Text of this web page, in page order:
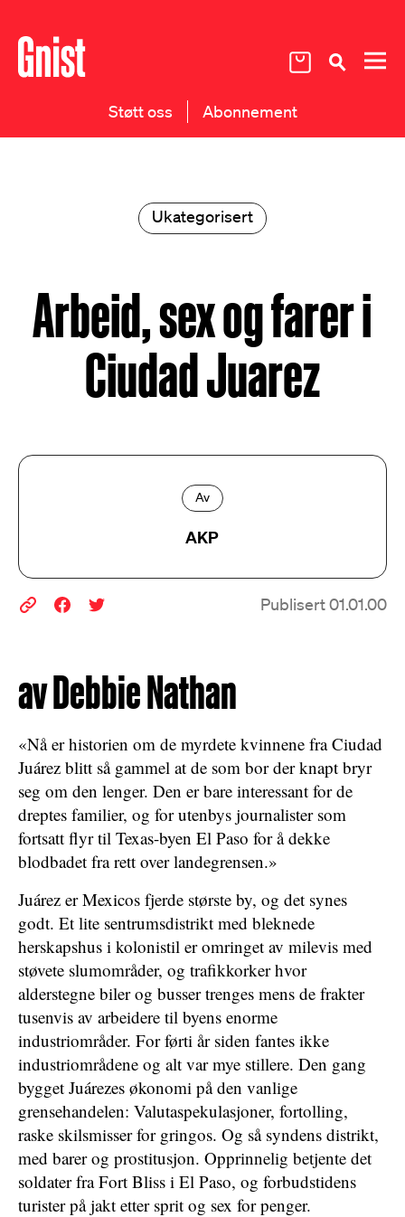
Støtt oss Abonnement
Ukategorisert
Arbeid, sex og farer i
Ciudad Juarez
Av
AKP
Publisert 01.01.00
av Debbie Nathan
«Nå er historien om de myrdete kvinnene fra Ciudad
Juárez blitt så gammel at de som bor der knapt bryr
seg om den lenger. Den er bare interessant for de
dreptes familier, og for utenbys journalister som
fortsatt flyr til Texas-byen El Paso for å dekke
blodbadet fra rett over landegrensen.»
Juárez er Mexicos fjerde største by, og det synes
godt. Et lite sentrumsdistrikt med bleknede
herskapshus i kolonistil er omringet av milevis med
støvete slumområder, og trafikkorker hvor
alderstegne biler og busser trenges mens de frakter
tusenvis av arbeidere til byens enorme
industriområder. For førti år siden fantes ikke
industriområdene og alt var mye stillere. Den gang
bygget Juárezes økonomi på den vanlige
grensehandelen: Valutaspekulasjoner, fortolling,
raske skilsmisser for gringos. Og så syndens distrikt,
med barer og prostitusjon. Opprinnelig betjente det
soldater fra Fort Bliss i El Paso, og forbudstidens
turister på jakt etter sprit og sex for penger.